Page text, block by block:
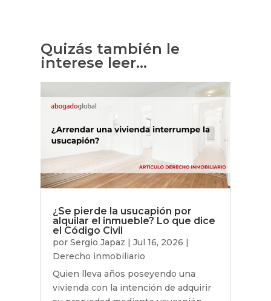
Quizás también le
interese leer…
¿Se pierde la usucapión por
alquilar el inmueble? Lo que dice
el Código Civil
porSergio Japaz |Jul 16, 2026 |
Derecho inmobiliario
Quien lleva años poseyendo una
vivienda con la intención de adquirir